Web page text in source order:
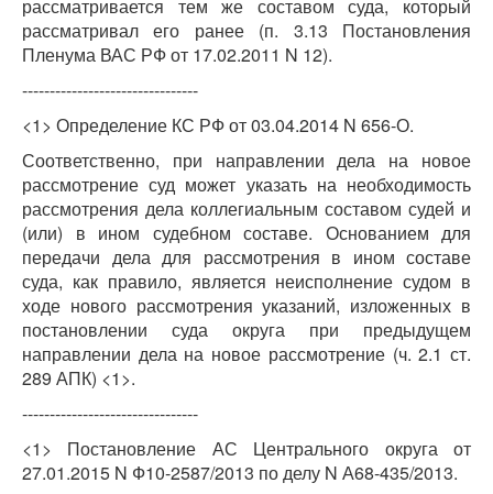
рассматривается тем же составом суда, который
рассматривал его ранее (п. 3.13 Постановления
Пленума ВАС РФ от 17.02.2011 N 12).
--------------------------------
<1> Определение КС РФ от 03.04.2014 N 656-О.
Соответственно, при направлении дела на новое
рассмотрение суд может указать на необходимость
рассмотрения дела коллегиальным составом судей и
(или) в ином судебном составе. Основанием для
передачи дела для рассмотрения в ином составе
суда, как правило, является неисполнение судом в
ходе нового рассмотрения указаний, изложенных в
постановлении суда округа при предыдущем
направлении дела на новое рассмотрение (ч. 2.1 ст.
289 АПК) <1>.
--------------------------------
<1> Постановление АС Центрального округа от
27.01.2015 N Ф10-2587/2013 по делу N А68-435/2013.